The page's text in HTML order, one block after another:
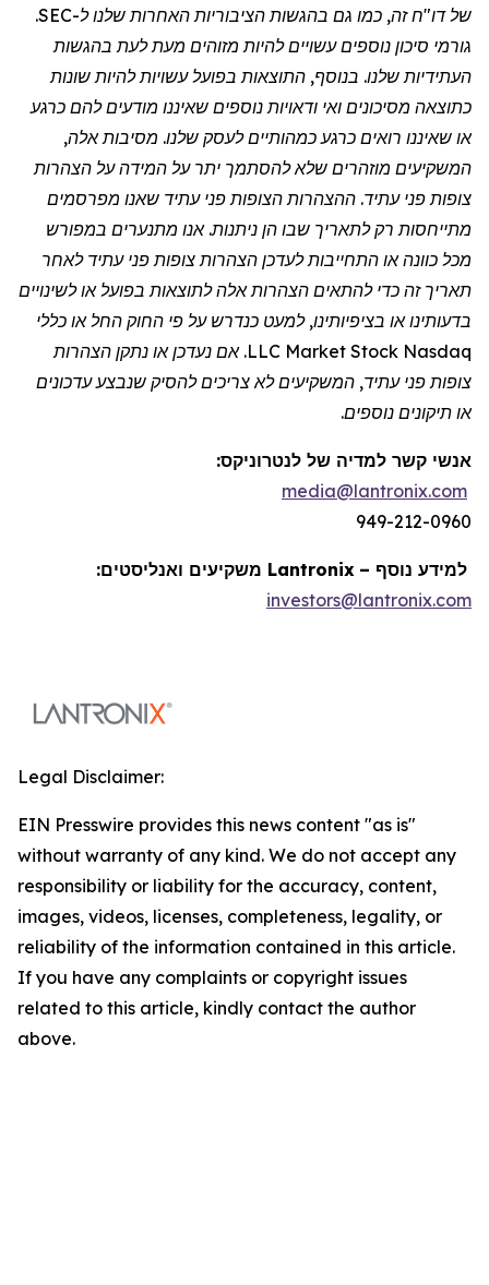
של דו"
ח זה, כמו גם בהגשות הציבוריות האחרות שלנו ל-SEC.
גורמי סיכון נוספים עשויים להיות מזוהים מעת לעת בהגשות
העתידיות שלנו. בנוסף, התוצאות בפועל עשויות להיות שונות
כתוצאה מסיכונים ואי ודאויות נוספים שאיננו מודעים להם כרגע
או שאיננו רואים כרגע כמהותיים לעסק שלנו. מסיבות אלה,
המשקיעים מוזהרים שלא להסתמך יתר על המידה על הצהרות
צופות פני עתיד. ההצהרות הצופות פני עתיד שאנו מפרסמים
מתייחסות רק לתאריך שבו הן ניתנות. אנו מתנערים במפורש
מכל כוונה או התחייבות לעדכן הצהרות צופות פני עתיד לאחר
תאריך זה כדי להתאים הצהרות אלה לתוצאות בפועל או לשינויים
בדעותינו או בציפיותינו, למעט כנדרש על פי החוק החל או כללי
Nasdaq
Market
LLC. אם נעדכן או נתקן הצהרות
צופות פני עתיד, המשקיעים לא צריכים להסיק שנבצע עדכונים
או תיקונים נוספים.
אנשי קשר למדיה של לנטרוניקס:
media@lantronix.com
949-212-0960
למידע נוסף – Lantronix משקיעים ואנליסטים:
investors@lantronix.com
Legal Disclaimer:
EIN Presswire provides this news content "as is"
without warranty of any kind. We do not accept any
responsibility or liability for the accuracy, content,
images, videos, licenses, completeness, legality, or
reliability of the information contained in this article.
If you have any complaints or copyright issues
related to this article, kindly contact the author
above.